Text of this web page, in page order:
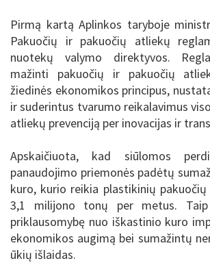
Pirmą kartą Aplinkos taryboje
Pakuočių ir pakuočių atliekų
nuotekų valymo direktyvos.
mažinti pakuočių ir pakuočių
žiedinės ekonomikos principus,
ir suderintus tvarumo reikalavimus
atliekų prevenciją per inovacijas ir
Apskaičiuota, kad siūlomos
panaudojimo priemonės padėtų
kuro, kurio reikia plastikinių
3,1 milijono tonų per metus.
priklausomybę nuo iškastinio kuro
ekonomikos augimą bei sumažintų
ūkių išlaidas.